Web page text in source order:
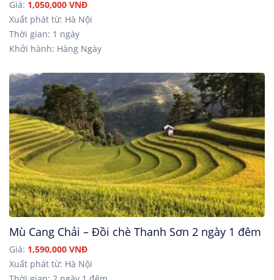
Giá: 1,050,000 VNĐ
Xuất phát từ: Hà Nội
Thời gian: 1 ngày
Khởi hành: Hàng Ngày
Mù Cang Chải – Đồi chè Thanh Sơn 2 ngày 1 đêm
Giá: 1,590,000 VNĐ
Xuất phát từ: Hà Nội